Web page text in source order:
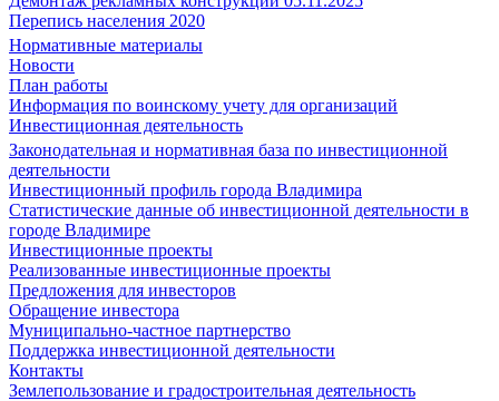
Перепись населения 2020
Нормативные материалы
Новости
План работы
Информация по воинскому учету для организаций
Инвестиционная деятельность
Законодательная и нормативная база по инвестиционной
деятельности
Инвестиционный профиль города Владимира
Статистические данные об инвестиционной деятельности в
городе Владимире
Инвестиционные проекты
Реализованные инвестиционные проекты
Предложения для инвесторов
Обращение инвестора
Муниципально-частное партнерство
Поддержка инвестиционной деятельности
Контакты
Землепользование и градостроительная деятельность